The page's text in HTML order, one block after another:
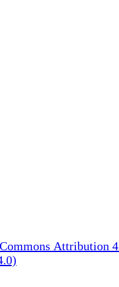
Attribution